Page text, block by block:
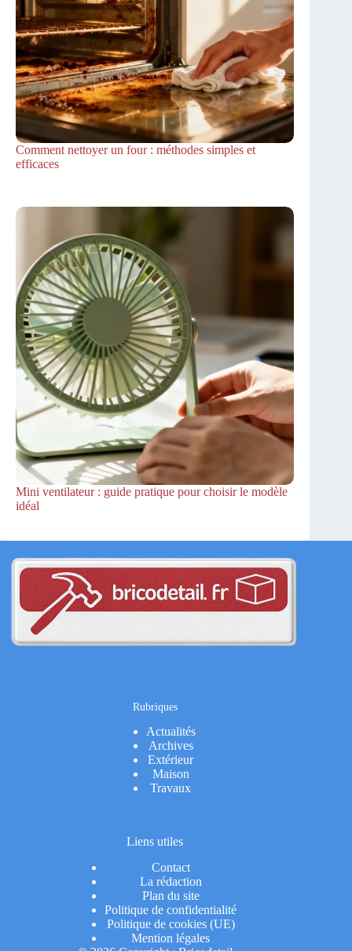
Comment nettoyer un four : méthodes simples et
efficaces
Mini ventilateur : guide pratique pour choisir le modèle
idéal
Rubriques
Actualités
Archives
Extérieur
Maison
Travaux
Liens utiles
Contact
La rédaction
Plan du site
Politique de confidentialité
Politique de cookies (UE)
Mention légales